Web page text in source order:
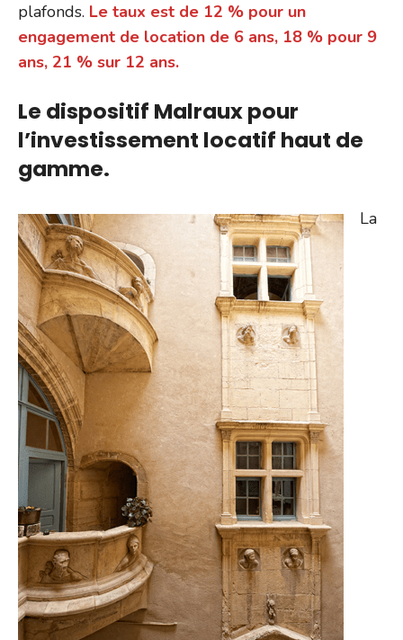
plafonds. Le taux est de 12 % pour un
engagement de location de 6 ans, 18 % pour 9
ans, 21 % sur 12 ans.
Le dispositif Malraux pour
l’investissement locatif haut de
gamme.
La